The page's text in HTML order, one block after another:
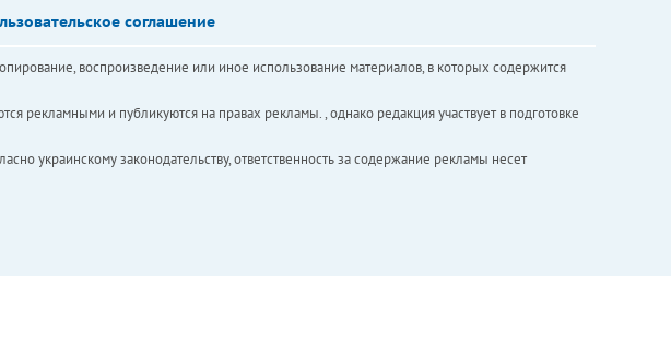
соглашение
воспроизведение или иное использование материалов, в которых содержится
рекламными и публикуются на правах рекламы. , однако редакция участвует в подготовке
украинскому законодательству, ответственность за содержание рекламы несет